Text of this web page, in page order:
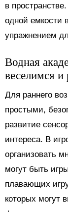
в
одной емкости
упражнением
Водная
веселимся и
Для раннего
простыми,
развитие
интереса. В
организовать
могут быть
плавающих
которых могут